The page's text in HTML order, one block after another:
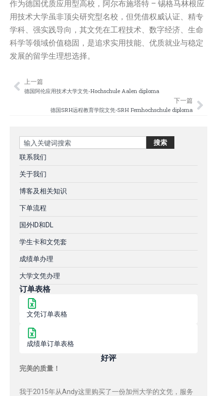
作为德国优质应用型高校，阿尔布施塔特 – 锡格马林根应
用技术大学虽非顶尖研究型名校，但凭借权威认证、精专
学科、强实践导向，其文凭在工程技术、数字经济、生命
科学等领域价值稳固，是追求实用技能、优质就业与稳定
发展的留学生理想选择。
Prev
上一篇
德国阿伦应用技术大学文凭-Hochschule Aalen diploma
下一篇
德国SRH远程教育学院文凭-SRH Fernhochschule diploma
Search 搜索
联系我们
关于我们
博客及相关知识
下单流程
国外ID和DL
学生卡和文凭套
成绩单办理
大学文凭办理
订单表格
文凭订单表格
成绩单订单表格
好评
完美的质量！
我于2015年从Andy这里购买了一份加州大学的文凭，服务